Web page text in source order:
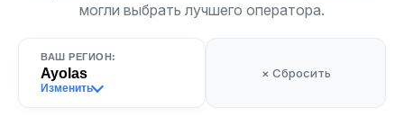
могли выбрать лучшего оператора.
ВАШ РЕГИОН:
Ayolas
Изменить
× Сбросить